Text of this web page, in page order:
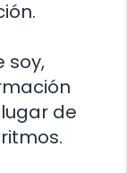
soy,
de